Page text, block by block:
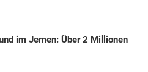
im Jemen: Über 2 Millionen